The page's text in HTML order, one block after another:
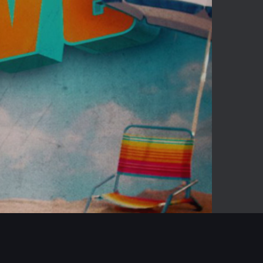
05:04
Mute
Enter